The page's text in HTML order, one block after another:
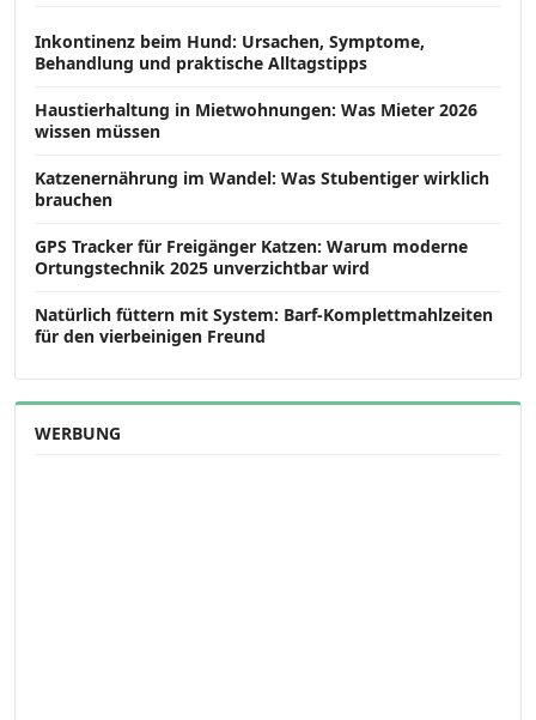
Inkontinenz beim Hund: Ursachen, Symptome,
Behandlung und praktische Alltagstipps
Haustierhaltung in Mietwohnungen: Was Mieter 2026
wissen müssen
Katzenernährung im Wandel: Was Stubentiger wirklich
brauchen
GPS Tracker für Freigänger Katzen: Warum moderne
Ortungstechnik 2025 unverzichtbar wird
Natürlich füttern mit System: Barf-Komplettmahlzeiten
für den vierbeinigen Freund
WERBUNG